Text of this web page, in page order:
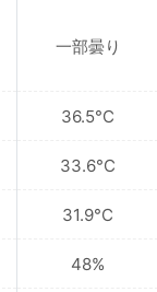
一部曇り
36.5°C
33.6°C
31.9°C
48%